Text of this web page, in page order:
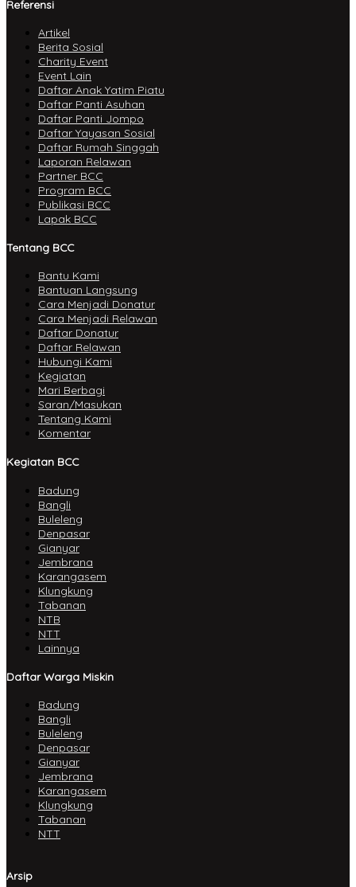
Referensi
Artikel
Berita Sosial
Charity Event
Event Lain
Daftar Anak Yatim Piatu
Daftar Panti Asuhan
Daftar Panti Jompo
Daftar Yayasan Sosial
Daftar Rumah Singgah
Laporan Relawan
Partner BCC
Program BCC
Publikasi BCC
Lapak BCC
Tentang BCC
Bantu Kami
Bantuan Langsung
Cara Menjadi Donatur
Cara Menjadi Relawan
Daftar Donatur
Daftar Relawan
Hubungi Kami
Kegiatan
Mari Berbagi
Saran/Masukan
Tentang Kami
Komentar
Kegiatan BCC
Badung
Bangli
Buleleng
Denpasar
Gianyar
Jembrana
Karangasem
Klungkung
Tabanan
NTB
NTT
Lainnya
Daftar Warga Miskin
Badung
Bangli
Buleleng
Denpasar
Gianyar
Jembrana
Karangasem
Klungkung
Tabanan
NTT
Arsip